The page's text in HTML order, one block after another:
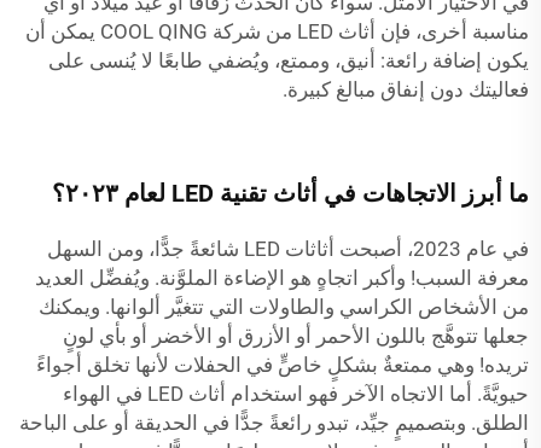
مناسبة أخرى، فإن أثاث LED من شركة COOL QING يمكن أن
يكون إضافة رائعة: أنيق، وممتع، ويُضفي طابعًا لا يُنسى على
فعاليتك دون إنفاق مبالغ كبيرة.
ما أبرز الاتجاهات في أثاث تقنية LED لعام ٢٠٢٣؟
في عام 2023، أصبحت أثاثات LED شائعةً جدًّا، ومن السهل
معرفة السبب! وأكبر اتجاهٍ هو الإضاءة الملوَّنة. ويُفضِّل العديد
من الأشخاص الكراسي والطاولات التي تتغيَّر ألوانها. ويمكنك
جعلها تتوهَّج باللون الأحمر أو الأزرق أو الأخضر أو بأي لونٍ
تريده! وهي ممتعةٌ بشكلٍ خاصٍّ في الحفلات لأنها تخلق أجواءً
حيويَّةً. أما الاتجاه الآخر فهو استخدام أثاث LED في الهواء
الطلق. وبتصميمٍ جيِّد، تبدو رائعةً جدًّا في الحديقة أو على الباحة